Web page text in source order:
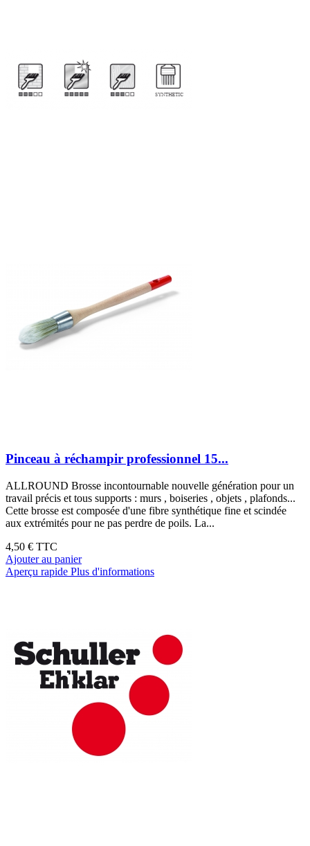
Pinceau à réchampir professionnel 15...
ALLROUND Brosse incontournable nouvelle génération pour un
travail précis et tous supports : murs , boiseries , objets , plafonds...
Cette brosse est composée d'une fibre synthétique fine et scindée
aux extrémités pour ne pas perdre de poils. La...
4,50 € TTC
Ajouter au panier
Aperçu rapide Plus d'informations